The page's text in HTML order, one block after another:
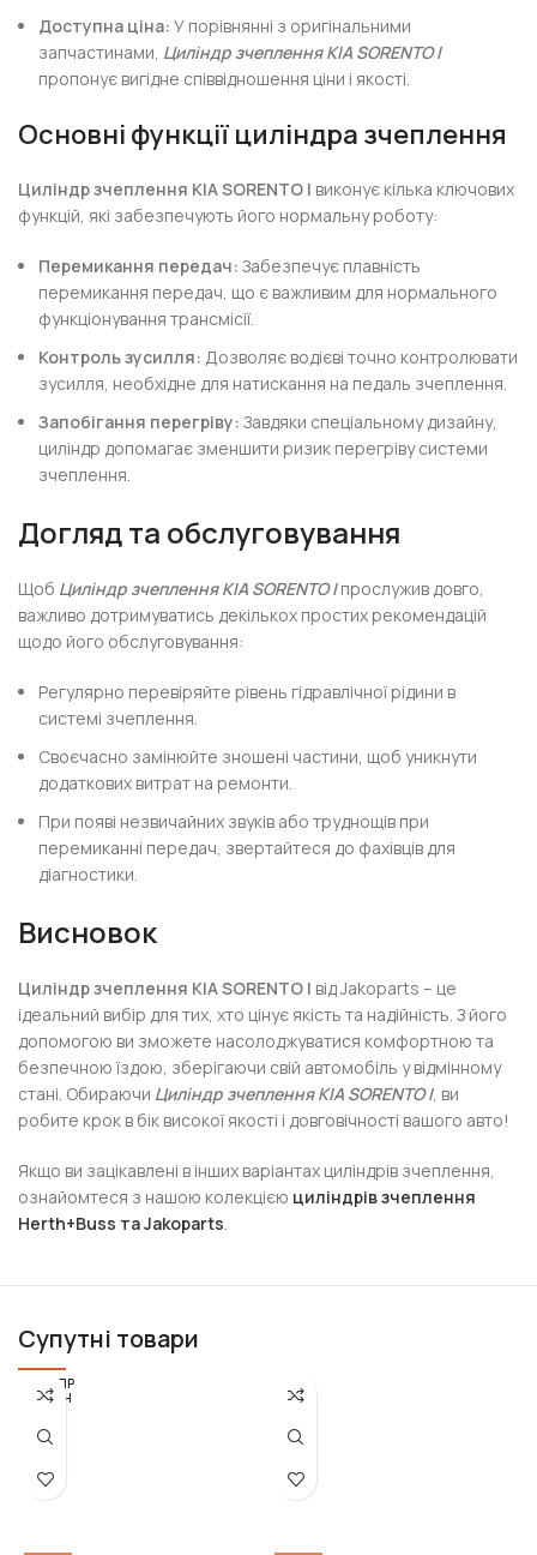
Доступна ціна: У порівнянні з оригінальними
запчастинами, Циліндр зчеплення KIA SORENTO I
пропонує вигідне співвідношення ціни і якості.
Основні функції циліндра зчеплення
Циліндр зчеплення KIA SORENTO I виконує кілька ключових
функцій, які забезпечують його нормальну роботу:
Перемикання передач: Забезпечує плавність
перемикання передач, що є важливим для нормального
функціонування трансмісії.
Контроль зусилля: Дозволяє водієві точно контролювати
зусилля, необхідне для натискання на педаль зчеплення.
Запобігання перегріву: Завдяки спеціальному дизайну,
циліндр допомагає зменшити ризик перегріву системи
зчеплення.
Догляд та обслуговування
Щоб Циліндр зчеплення KIA SORENTO Iпрослужив довго,
важливо дотримуватись декількох простих рекомендацій
щодо його обслуговування:
Регулярно перевіряйте рівень гідравлічної рідини в
системі зчеплення.
Своєчасно замінюйте зношені частини, щоб уникнути
додаткових витрат на ремонти.
При появі незвичайних звуків або труднощів при
перемиканні передач, звертайтеся до фахівців для
діагностики.
Висновок
Циліндр зчеплення KIA SORENTO I від Jakoparts – це
ідеальний вибір для тих, хто цінує якість та надійність. З його
допомогою ви зможете насолоджуватися комфортною та
безпечною їздою, зберігаючи свій автомобіль у відмінному
стані. Обираючи Циліндр зчеплення KIA SORENTO I, ви
робите крок в бік високої якості і довговічності вашого авто!
Якщо ви зацікавлені в інших варіантах циліндрів зчеплення,
ознайомтеся з нашою колекцією циліндрів зчеплення
Herth+Buss та Jakoparts.
Супутні товари
РОЗПР
ОДАН